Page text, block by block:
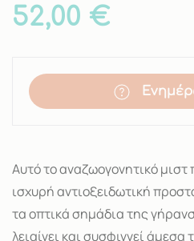
52,00 €
Αυτό το αναζωογονητικό μιστ
ισχυρή αντιοξειδωτική
τα οπτικά σημάδια της
λειαίνει και συσφιγγεί